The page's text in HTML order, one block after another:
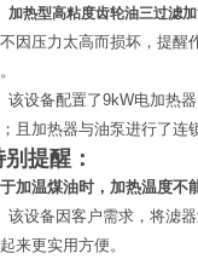
加热型高粘度齿轮油三过滤
因压力太高而损坏，提醒
该设备配置了9kW电加热
且加热器与油泵进行了连
别提醒：
加温煤油时，加热温度不
该设备因客户需求，将滤
来更实用方便。